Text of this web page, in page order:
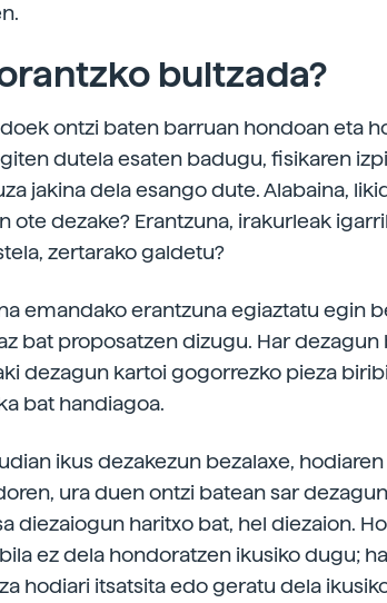
bultzada?
ontzi baten barruan hondoan eta
dutela esaten badugu, fisikaren
jakina dela esango dute. Alabaina,
ote dezake? Erantzuna, irakurleak
zertarako galdetu?
emandako erantzuna egiaztatu egin
bat proposatzen dizugu. Har dezagun
dezagun kartoi gogorrezko pieza
bat handiagoa.
ikus dezakezun bezalaxe,
ura duen ontzi batean sar
diezaiogun haritxo bat, hel diezaion.
ez dela hondoratzen ikusiko dugu;
hodiari itsatsita edo geratu dela